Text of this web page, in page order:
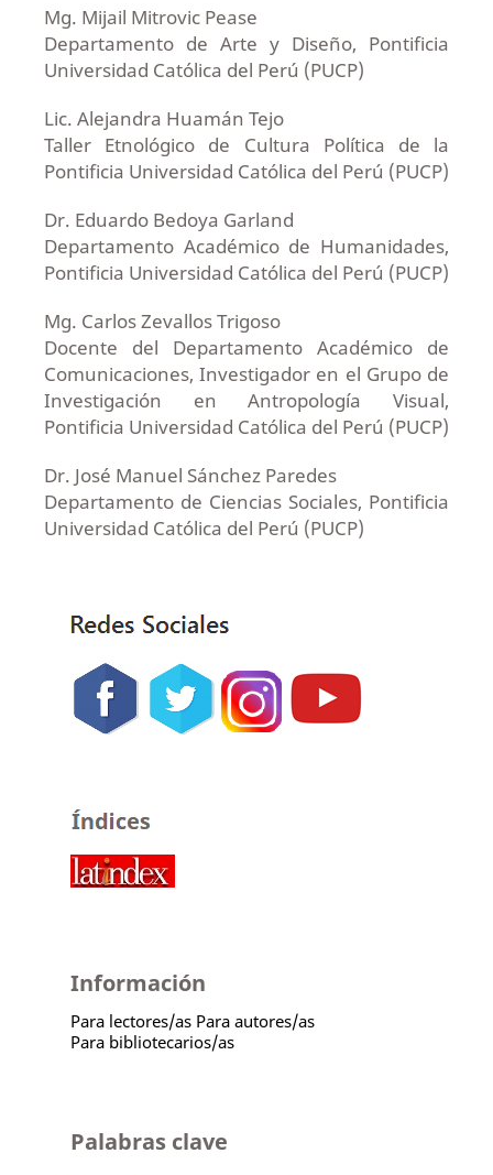
Mg. Mijail Mitrovic Pease
Departamento de Arte y Diseño, Pontificia
Universidad Católica del Perú (PUCP)
Lic. Alejandra Huamán Tejo
Taller Etnológico de Cultura Política de la
Pontificia Universidad Católica del Perú (PUCP)
Dr. Eduardo Bedoya Garland
Departamento Académico de Humanidades,
Pontificia Universidad Católica del Perú (PUCP)
Mg. Carlos Zevallos Trigoso
Docente del Departamento Académico de
Comunicaciones, Investigador en el Grupo de
Investigación en Antropología Visual,
Pontificia Universidad Católica del Perú (PUCP)
Dr. José Manuel Sánchez Paredes
Departamento de Ciencias Sociales, Pontificia
Universidad Católica del Perú (PUCP)
Información
Para lectores/as Para autores/as
Para bibliotecarios/as
Palabras clave